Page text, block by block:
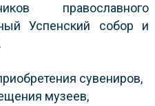
православного
Успенский собор и
сувениров,
музеев,